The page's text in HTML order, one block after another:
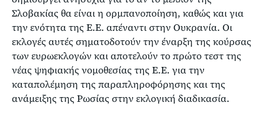
Σλοβακίας θα είναι η ορμπανοποίηση, καθώς και για
την ενότητα της Ε.Ε. απέναντι στην Ουκρανία. Οι
εκλογές αυτές σηματοδοτούν την έναρξη της κούρσας
των ευρωεκλογών και αποτελούν το πρώτο τεστ της
νέας ψηφιακής νομοθεσίας της Ε.Ε. για την
καταπολέμηση της παραπληροφόρησης και της
ανάμειξης της Ρωσίας στην εκλογική διαδικασία.